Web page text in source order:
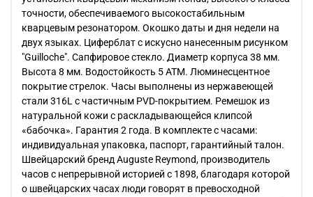
точности, обеспечиваемого высокостабильным
кварцевым резонатором. Окошко даты и дня недели на
двух языках. Циферблат с искусно нанесенным рисунком
"Guilloche". Сапфировое стекло. Диаметр корпуса 38 мм.
Высота 8 мм. Водостойкость 5 АТМ. Люминесцентное
покрытие стрелок. Часы выполнены из нержавеющей
стали 316L с частичным PVD-покрытием. Ремешок из
натуральной кожи с раскладывающейся клипсой
«бабочка». Гарантия 2 года. В комплекте с часами:
индивидуальная упаковка, паспорт, гарантийный талон.
Швейцарский бренд Auguste Reymond, производитель
часов с непрерывной историей с 1898, благодаря которой
о швейцарских часах люди говорят в превосходной